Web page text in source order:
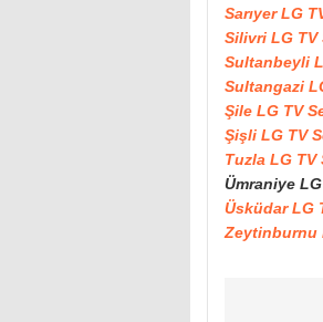
Sarıyer LG
Silivri LG TV
Sultanbeyli
Sultangazi
Şile LG TV
Şişli LG TV
Tuzla LG TV
Ümraniye
Üsküdar LG
Zeytinburnu